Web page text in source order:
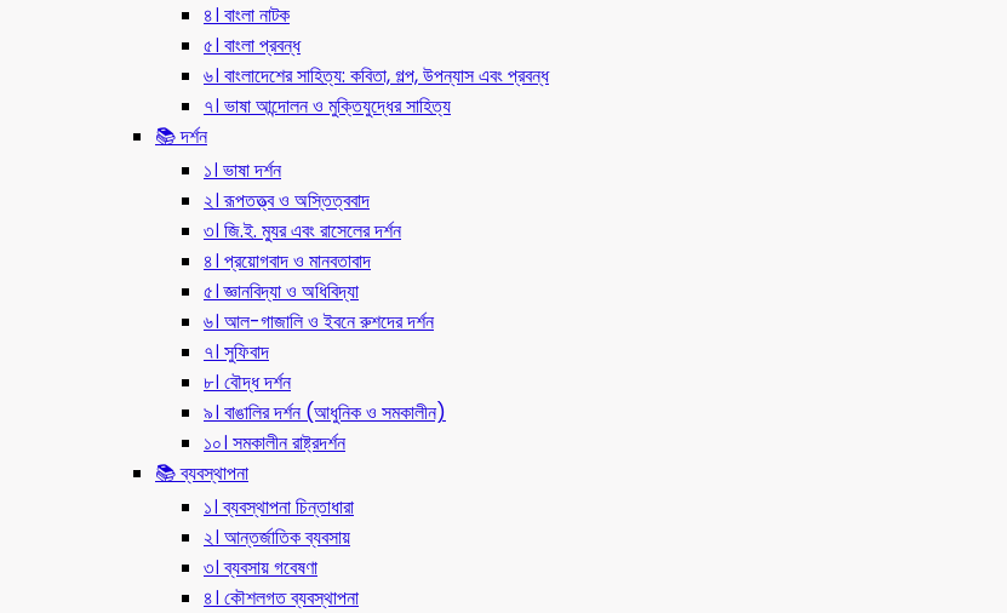
৪। বাংলা নাটক
৫। বাংলা প্রবন্ধ
৬। বাংলাদেশের সাহিত্য: কবিতা, গল্প, উপন্যাস এবং প্রবন্ধ
৭। ভাষা আন্দোলন ও মুক্তিযুদ্ধের সাহিত্য
📚 দর্শন
১। ভাষা দর্শন
২। রূপতত্ত্ব ও অস্তিত্ববাদ
৩। জি.ই. ম্যুর এবং রাসেলের দর্শন
৪। প্রয়োগবাদ ও মানবতাবাদ
৫। জ্ঞানবিদ্যা ও অধিবিদ্যা
৬। আল-গাজালি ও ইবনে রুশদের দর্শন
৭। সুফিবাদ
৮। বৌদ্ধ দর্শন
৯। বাঙালির দর্শন (আধুনিক ও সমকালীন)
১০। সমকালীন রাষ্ট্রদর্শন
📚 ব্যবস্থাপনা
১। ব্যবস্থাপনা চিন্তাধারা
২। আন্তর্জাতিক ব্যবসায়
৩। ব্যবসায় গবেষণা
৪। কৌশলগত ব্যবস্থাপনা